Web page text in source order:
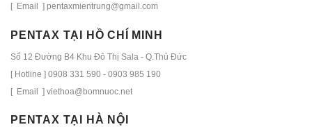
[ Email ] pentaxmientrung@gmail.com
PENTAX TẠI HỒ CHÍ MINH
Số 12 Đường B4 Khu Đô Thị Sala - Q.Thủ Đức
[ Hotline ] 0908 331 590 - 0903 985 190
[ Email ] viethoa@bomnuoc.net
PENTAX TẠI HÀ NỘI